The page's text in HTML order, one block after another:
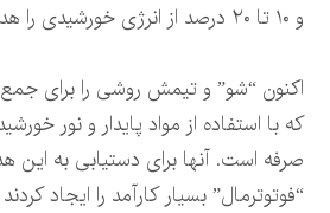
و ۱۰ تا ۲۰ درصد از انرژی خورشیدی را هدر می‌دهند.
اکنون “شو” و تیمش روشی را برای
که با استفاده از مواد پایدار و نور
صرفه است. آنها برای دستیابی به
“فوتوترمال” بسیار کارآمد را ایجاد